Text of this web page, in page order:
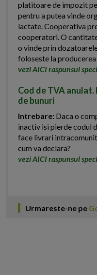
platitoare de impozit
pentru a putea vinde
lactate. Cooperativa
cooperatori. O
o vinde prin
foloseste la producerea
vezi AICI raspunsul
Cod de TVA
de bunuri
Intrebare: Daca o
inactiv isi pierde codul
face livrari
cum va declara?
vezi AICI raspunsul
Urmareste-ne pe